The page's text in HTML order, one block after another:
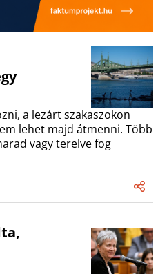
a lezárt szakaszokon
lehet majd átmenni. Több
vagy terelve fog